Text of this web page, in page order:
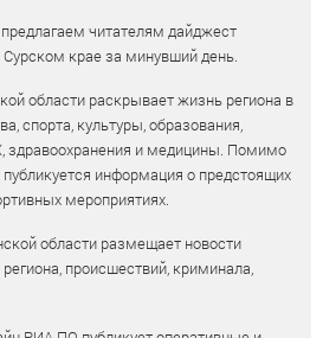
читателям дайджест
крае за минувший день.
области раскрывает жизнь региона в
спорта, культуры, образования,
здравоохранения и медицины. Помимо
публикуется информация о предстоящих
мероприятиях.
области размещает новости
происшествий, криминала,